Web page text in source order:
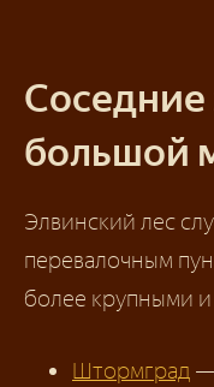
Соседние
большой
Элвинский лес
перевалочным
более крупными
Штормград —